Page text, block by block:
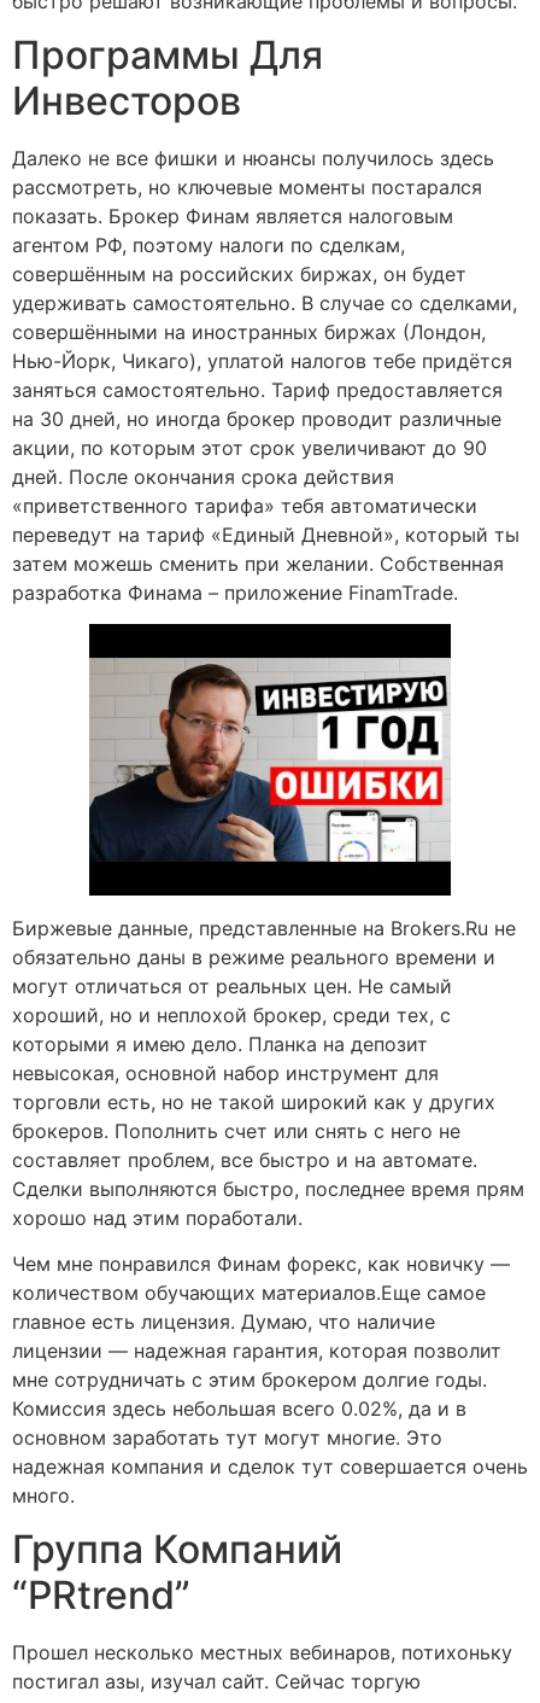
Программы Для
Инвесторов
Далеко не все фишки и нюансы получилось здесь
рассмотреть, но ключевые моменты постарался
показать. Брокер Финам является налоговым
агентом РФ, поэтому налоги по сделкам,
совершённым на российских биржах, он будет
удерживать самостоятельно. В случае со сделками,
совершёнными на иностранных биржах (Лондон,
Нью-Йорк, Чикаго), уплатой налогов тебе придётся
заняться самостоятельно. Тариф предоставляется
на 30 дней, но иногда брокер проводит различные
акции, по которым этот срок увеличивают до 90
дней. После окончания срока действия
«приветственного тарифа» тебя автоматически
переведут на тариф «Единый Дневной», который ты
затем можешь сменить при желании. Собственная
разработка Финама – приложение FinamTrade.
Биржевые данные, представленные на Brokers.Ru не
обязательно даны в режиме реального времени и
могут отличаться от реальных цен. Не самый
хороший, но и неплохой брокер, среди тех, с
которыми я имею дело. Планка на депозит
невысокая, основной набор инструмент для
торговли есть, но не такой широкий как у других
брокеров. Пополнить счет или снять с него не
составляет проблем, все быстро и на автомате.
Сделки выполняются быстро, последнее время прям
хорошо над этим поработали.
Чем мне понравился Финам форекс, как новичку —
количеством обучающих материалов.Еще самое
главное есть лицензия. Думаю, что наличие
лицензии — надежная гарантия, которая позволит
мне сотрудничать с этим брокером долгие годы.
Комиссия здесь небольшая всего 0.02%, да и в
основном заработать тут могут многие. Это
надежная компания и сделок тут совершается очень
много.
Группа Компаний
“PRtrend”
Прошел несколько местных вебинаров, потихоньку
постигал азы, изучал сайт. Сейчас торгую